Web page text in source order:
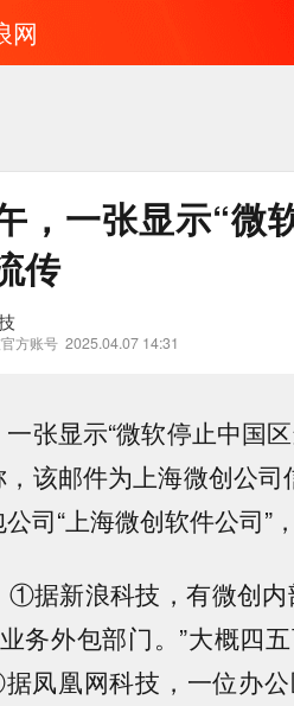
网
，一张显示“微
传
方账号 2025.04.07 14:31
张显示“微软停止中国
该邮件为上海微创公司
司“上海微创软件公司”
①据新浪科技，有微创
务外包部门。”大概四
凤凰网科技，一位办